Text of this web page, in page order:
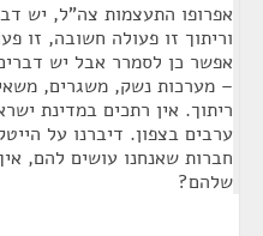
אפרופו התעצמות צה"ל, יש
וריתוך זו פעולה חשובה, זו
אפשר כן לסמרר אבל יש
– מערכות נשק, משגרים,
ריתוך. אין רתכים במדינת
ערבים בצפון. דיברנו על
חברות שאנחנו עושים להם,
שלהם?